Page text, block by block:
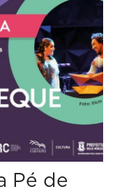
Pé de